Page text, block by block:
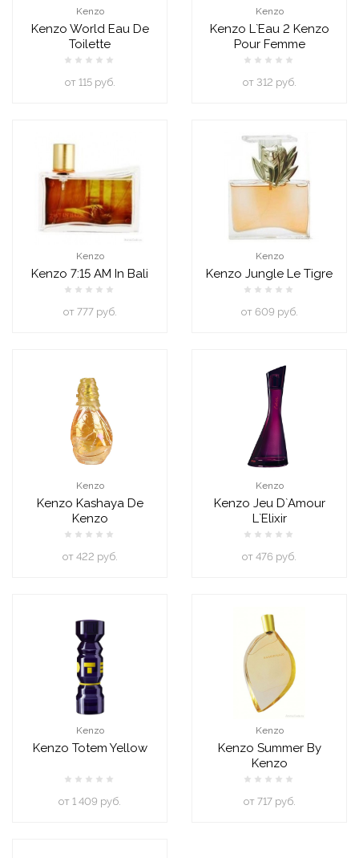
Kenzo
Kenzo World Eau De
Toilette
oт 115 руб.
Kenzo
Kenzo L`Eau 2 Kenzo
Pour Femme
oт 312 руб.
Kenzo
Kenzo 7:15 AM In Bali
oт 777 руб.
Kenzo
Kenzo Jungle Le Tigre
oт 609 руб.
Kenzo
Kenzo Kashaya De
Kenzo
oт 422 руб.
Kenzo
Kenzo Jeu D`Amour
L`Elixir
oт 476 руб.
Kenzo
Kenzo Totem Yellow
oт 1 409 руб.
Kenzo
Kenzo Summer By
Kenzo
oт 717 руб.